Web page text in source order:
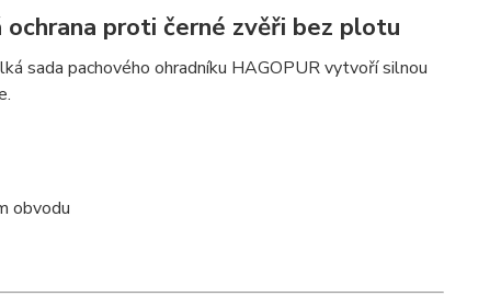
proti černé zvěři bez plotu
sada pachového ohradníku HAGOPUR vytvoří silnou
obvodu